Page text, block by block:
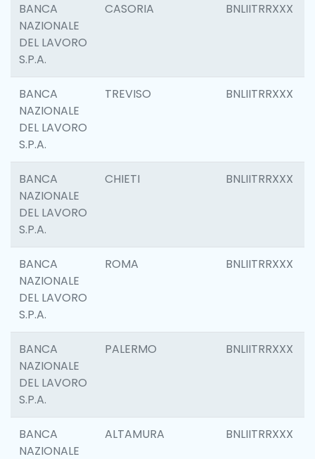
BANCA
NAZIONALE
DEL LAVORO
S.P.A.
CASORIA BNLIITRRXXX
BANCA
NAZIONALE
DEL LAVORO
S.P.A.
TREVISO BNLIITRRXXX
BANCA
NAZIONALE
DEL LAVORO
S.P.A.
CHIETI BNLIITRRXXX
BANCA
NAZIONALE
DEL LAVORO
S.P.A.
ROMA BNLIITRRXXX
BANCA
NAZIONALE
DEL LAVORO
S.P.A.
PALERMO BNLIITRRXXX
BANCA
NAZIONALE
ALTAMURA BNLIITRRXXX